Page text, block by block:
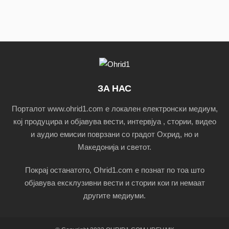
ЗА НАС
Порталот www.ohrid1.com е локален електронски медиум,
кој продуцира и објавува вести, интервјуа , стории, видео
и аудио емисии поврзани со градот Охрид, но и
Македонија и светот.
Покрај останатото, Ohrid1.com е познат по тоа што
објавува ексклузивни вести и стории кои ги немаат
другите медиуми.